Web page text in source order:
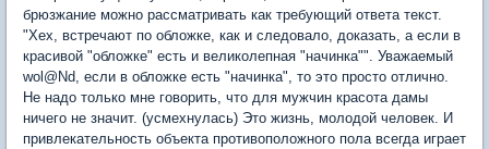
брюзжание можно рассматривать как требующий ответа текст.
"Хех, встречают по обложке, как и следовало, доказать, а если в
красивой "обложке" есть и великолепная "начинка"". Уважаемый
wol@Nd, если в обложке есть "начинка", то это просто отлично.
Не надо только мне говорить, что для мужчин красота дамы
ничего не значит. (усмехнулась) Это жизнь, молодой человек. И
привлекательность объекта противоположного пола всегда играет